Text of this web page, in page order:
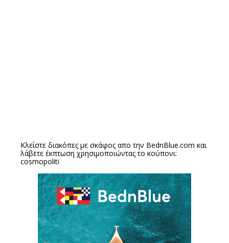
Κλείστε διακόπες με σκάφος απο την BednBlue.com και
λάβετε έκπτωση χρησιμοποιώντας το κούπονι:
cosmopoliti